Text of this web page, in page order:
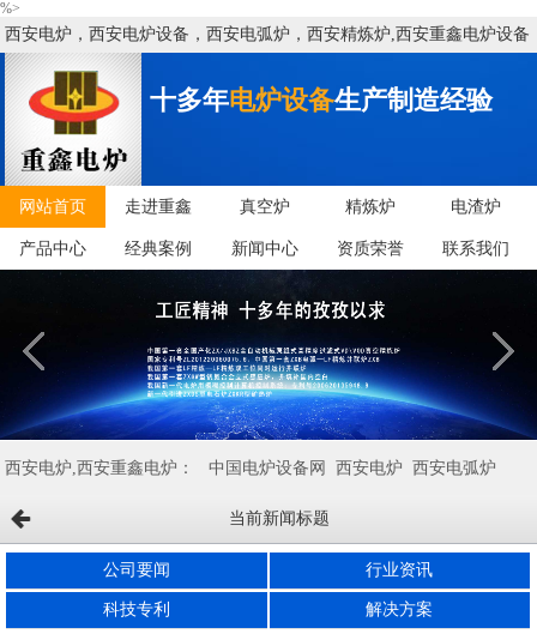
%>
西安电炉，西安电炉设备，西安电弧炉，西安精炼炉,西安重鑫电炉设备
有限公司
十多年电炉设备生产制造经验
网站首页 走进重鑫 真空炉 精炼炉 电渣炉
产品中心 经典案例 新闻中心 资质荣誉 联系我们
西安电炉,西安重鑫电炉： 中国电炉设备网 西安电炉 西安电弧炉
西安矿热炉 西安电炉设备
西安刚玉炉
当前新闻标题
公司要闻 行业资讯
科技专利 解决方案